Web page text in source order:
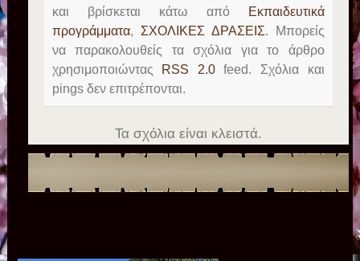
και βρίσκεται κάτω από Εκπαιδευτικά
προγράμματα, ΣΧΟΛΙΚΕΣ ΔΡΑΣΕΙΣ. Μπορείς
να παρακολουθείς τα σχόλια για το άρθρο
χρησιμοποιώντας RSS 2.0feed. Σχόλια και
pings δεν επιτρέπονται.
Τα σχόλια είναι κλειστά.